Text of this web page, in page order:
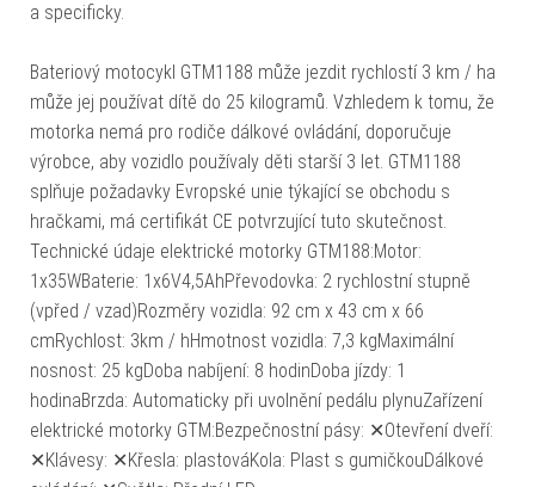
a specificky.
Bateriový motocykl GTM1188 může jezdit rychlostí 3 km / ha
může jej používat dítě do 25 kilogramů. Vzhledem k tomu, že
motorka nemá pro rodiče dálkové ovládání, doporučuje
výrobce, aby vozidlo používaly děti starší 3 let. GTM1188
splňuje požadavky Evropské unie týkající se obchodu s
hračkami, má certifikát CE potvrzující tuto skutečnost.
Technické údaje elektrické motorky GTM188:Motor:
1x35WBaterie: 1x6V4,5AhPřevodovka: 2 rychlostní stupně
(vpřed / vzad)Rozměry vozidla: 92 cm x 43 cm x 66
cmRychlost: 3km / hHmotnost vozidla: 7,3 kgMaximální
nosnost: 25 kgDoba nabíjení: 8 hodinDoba jízdy: 1
hodinaBrzda: Automaticky při uvolnění pedálu plynuZařízení
elektrické motorky GTM:Bezpečnostní pásy: ✕Otevření dveří:
✕Klávesy: ✕Křesla: plastováKola: Plast s gumičkouDálkové